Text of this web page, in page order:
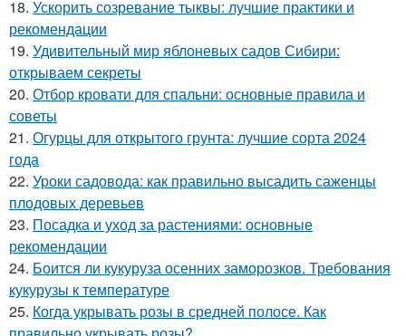
18. Ускорить созревание тыквы: лучшие практики и
рекомендации
19. Удивительный мир яблоневых садов Сибири:
открываем секреты
20. Отбор кровати для спальни: основные правила и
советы
21. Огурцы для открытого грунта: лучшие сорта 2024
года
22. Уроки садовода: как правильно высадить саженцы
плодовых деревьев
23. Посадка и уход за растениями: основные
рекомендации
24. Боится ли кукуруза осенних заморозков. Требования
кукурузы к температуре
25. Когда укрывать розы в средней полосе. Как